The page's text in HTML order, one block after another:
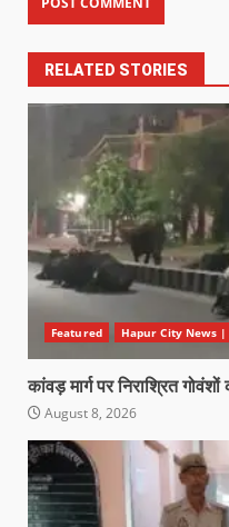
RELATED STORIES
Featured Hapur City News ||
कांवड़ मार्ग पर निराश्रित
August 8, 2026